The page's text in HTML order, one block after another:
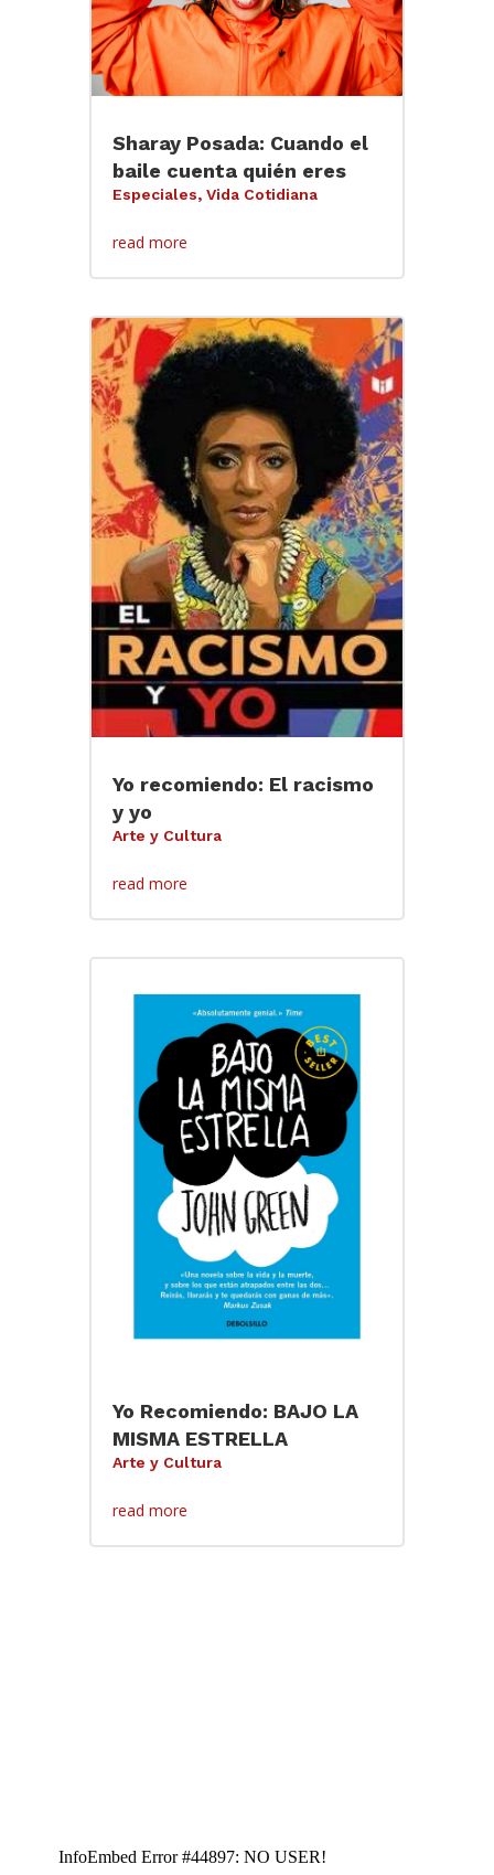
Sharay Posada: Cuando el
baile cuenta quién eres
Especiales, Vida Cotidiana
read more
Yo recomiendo: El racismo
y yo
Arte y Cultura
read more
Yo Recomiendo: BAJO LA
MISMA ESTRELLA
Arte y Cultura
read more